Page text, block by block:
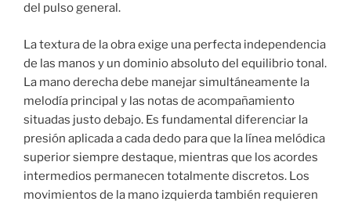
del pulso general.
La textura de la obra exige una perfecta independencia
de las manos y un dominio absoluto del equilibrio tonal.
La mano derecha debe manejar simultáneamente la
melodía principal y las notas de acompañamiento
situadas justo debajo. Es fundamental diferenciar la
presión aplicada a cada dedo para que la línea melódica
superior siempre destaque, mientras que los acordes
intermedios permanecen totalmente discretos. Los
movimientos de la mano izquierda también requieren